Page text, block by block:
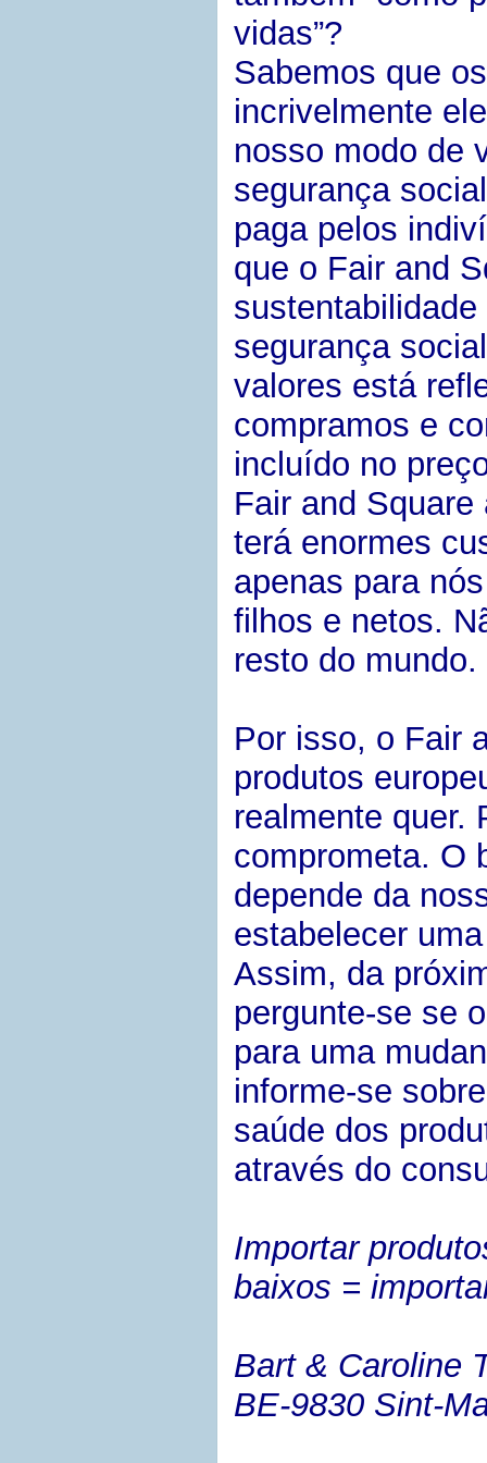
vidas”?
Sabemos que
incrivelmente
nosso modo de
segurança
paga pelos
que o Fair and
segurança
valores está
compramos e
incluído no
Fair and
terá enormes
apenas para
filhos e netos.
resto do mundo.
Por isso, o Fair
produtos
realmente quer.
comprometa. O
depende da
estabelecer
Assim, da
pergunte-se se
para uma
informe-se
saúde dos
através do
Importar
baixos =
Bart & Caroline
BE-9830 Sint-